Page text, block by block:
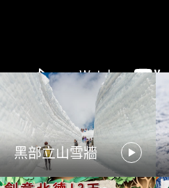
黑部立山雪牆